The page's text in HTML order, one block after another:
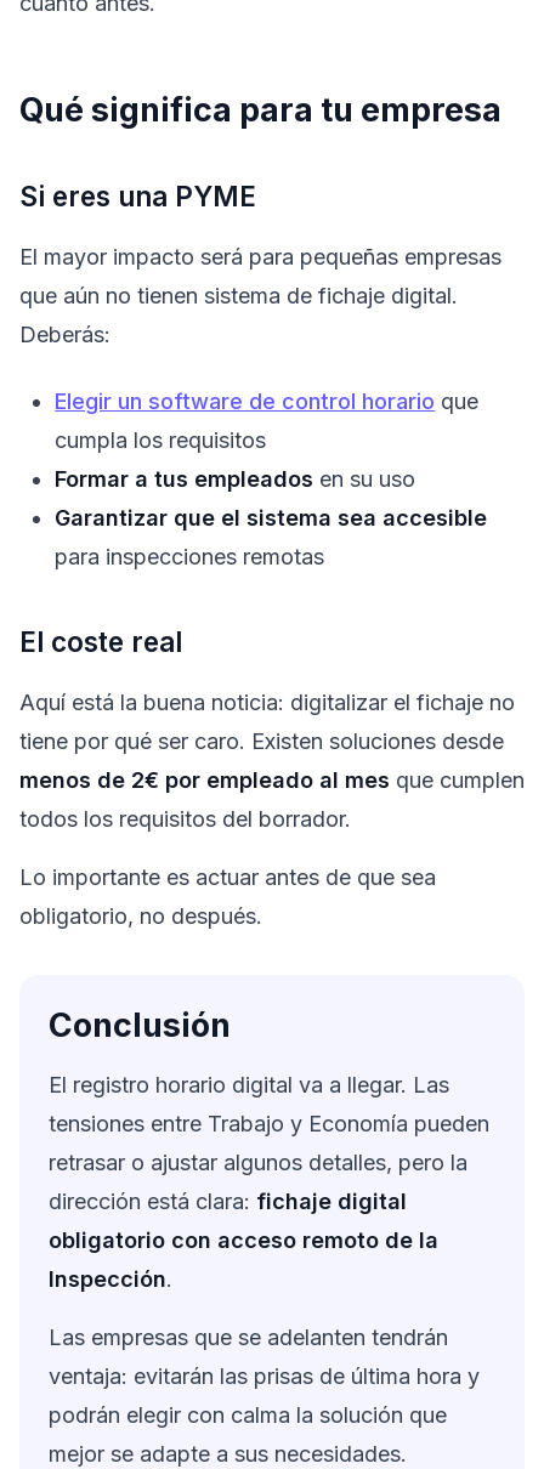
Qué significa para tu empresa
Si eres una PYME
El mayor impacto será para pequeñas empresas
que aún no tienen sistema de fichaje digital.
Deberás:
Elegir un software de control horario que
cumpla los requisitos
Formar a tus empleados en su uso
Garantizar que el sistema sea accesible
para inspecciones remotas
El coste real
Aquí está la buena noticia: digitalizar el fichaje no
tiene por qué ser caro. Existen soluciones desde
menos de 2€ por empleado al mes que cumplen
todos los requisitos del borrador.
Lo importante es actuar antes de que sea
obligatorio, no después.
Conclusión
El registro horario digital va a llegar. Las
tensiones entre Trabajo y Economía pueden
retrasar o ajustar algunos detalles, pero la
dirección está clara: fichaje digital
obligatorio con acceso remoto de la
Inspección.
Las empresas que se adelanten tendrán
ventaja: evitarán las prisas de última hora y
podrán elegir con calma la solución que
mejor se adapte a sus necesidades.